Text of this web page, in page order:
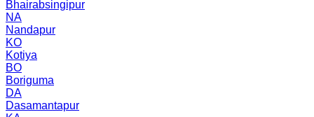
Bhairabsingipur
NA
Nandapur
KO
Kotiya
BO
Boriguma
DA
Dasamantapur